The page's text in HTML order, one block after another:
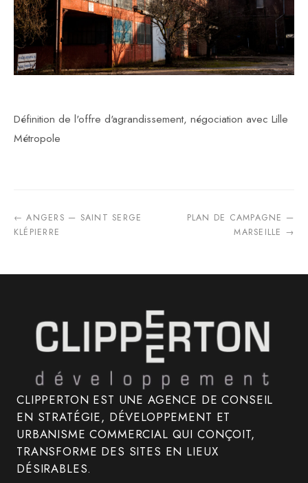
Définition de l'offre d'agrandissement, négociation avec Lille
Métropole
← ANGERS — SAINT SERGE
KLÉPIERRE
PLAN DE CAMPAGNE —
MARSEILLE →
CLIPPERTON EST UNE AGENCE DE CONSEIL
EN STRATÉGIE, DÉVELOPPEMENT ET
URBANISME COMMERCIAL QUI CONÇOIT,
TRANSFORME DES SITES EN LIEUX
DÉSIRABLES.